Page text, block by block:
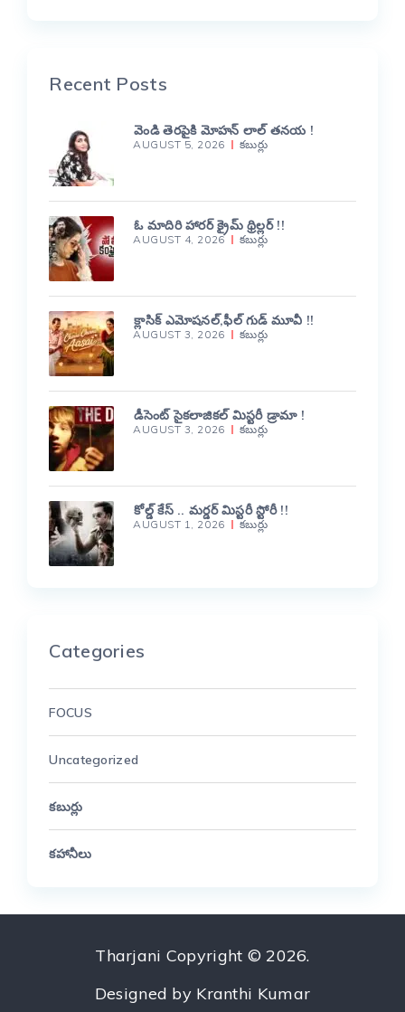
Recent Posts
వెండి తెరపైకి మోహన్ లాల్ తనయ !
AUGUST 5, 2026 కబుర్లు
ఓ మాదిరి హారర్ క్రైమ్ థ్రిల్లర్ !!
AUGUST 4, 2026 కబుర్లు
క్లాసిక్ ఎమోషనల్,ఫీల్ గుడ్ మూవీ !!
AUGUST 3, 2026 కబుర్లు
డీసెంట్ సైకలాజికల్ మిస్టరీ డ్రామా !
AUGUST 3, 2026 కబుర్లు
కోల్డ్ కేస్ .. మర్డర్ మిస్టరీ స్టోరీ !!
AUGUST 1, 2026 కబుర్లు
Categories
FOCUS
Uncategorized
కబుర్లు
కహానీలు
Tharjani Copyright © 2026.
Designed by Kranthi Kumar